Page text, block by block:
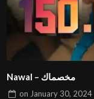
Nawal – مخصماك
on January 30, 2024